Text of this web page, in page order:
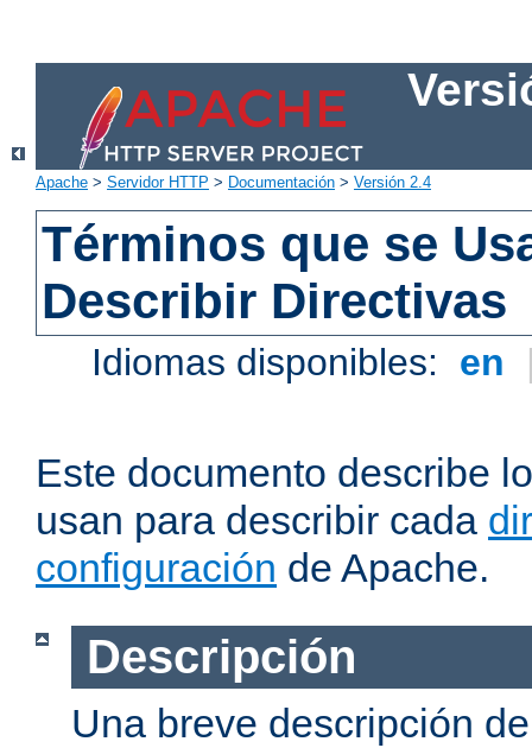
Apache > Servidor HTTP > Documentación > Versión 2.4
Términos que se
Describir Directivas
Idiomas disponibles: en
Este documento describe
usan para describir cada
configuración de Apache.
Descripción
Una breve descripción